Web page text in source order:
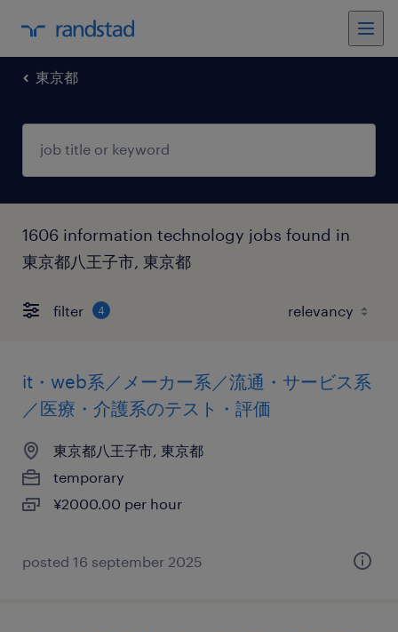
東京都
1606 information technology jobs found in
東京都八王子市, 東京都
filter 4
it・web系／メーカー系／流通・サービス系
／医療・介護系のテスト・評価
東京都八王子市, 東京都
temporary
¥2000.00 per hour
posted 16 september 2025